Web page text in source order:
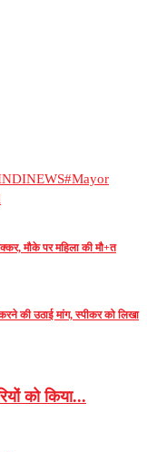
#Mayor
मौके पर महिला की मौ+त
की उठाई मांग, स्पीकर को लिखा
को किया...